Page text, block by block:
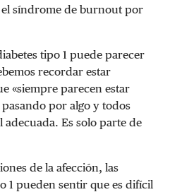
síndrome de burnout por
tipo 1 puede parecer
recordar estar
«siempre parecen estar
por algo y todos
Es solo parte de
de la afección, las
1 pueden sentir que es difícil